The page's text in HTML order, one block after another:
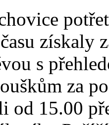
získaly
s
za
od 15.00